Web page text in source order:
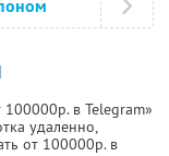
100000р. в Telegram»
удаленно,
от 100000р. в